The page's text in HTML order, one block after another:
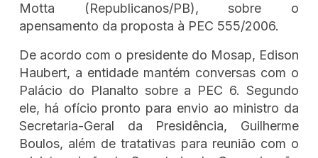
Motta (Republicanos/PB), sobre o
apensamento da proposta à PEC 555/2006.
De acordo com o presidente do Mosap, Edison
Haubert, a entidade mantém conversas com o
Palácio do Planalto sobre a PEC 6. Segundo
ele, há ofício pronto para envio ao ministro da
Secretaria-Geral da Presidência, Guilherme
Boulos, além de tratativas para reunião com o